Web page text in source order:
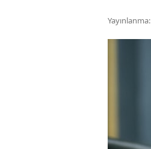
Yayınlanma: